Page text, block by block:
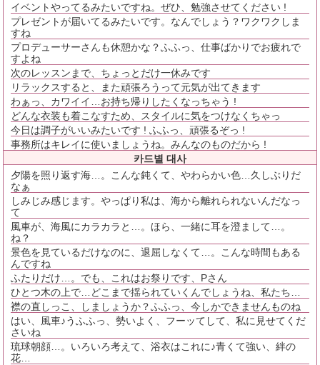
イベントやってるみたいですね。ぜひ、勉強させてください !
プレゼントが届いてるみたいです。なんでしょう？ワクワクしま
すね
プロデューサーさんも休憩かな？ふふっ、仕事ばかりでお疲れで
すよね
次のレッスンまで、ちょっとだけ一休みです
リラックスすると、また頑張ろうって元気が出てきます
わぁっ、カワイイ…お持ち帰りしたくなっちゃう !
どんな衣装も着こなすため、スタイルに気をつけなくちゃっ
今日は調子がいいみたいです ! ふふっ、頑張るぞっ !
事務所はキレイに使いましょうね。みんなのものだから !
카드별 대사
夕陽を照り返す海…。こんな鈍くて、やわらかい色…久しぶりだ
なぁ
しみじみ感じます。やっぱり私は、海から離れられないんだなっ
て
風車が、海風にカラカラと…。ほら、一緒に耳を澄まして…。
ね？
景色を見ているだけなのに、退屈しなくて…。こんな時間もある
んですね
ふたりだけ…。でも、これはお祭りです、Pさん
ひとつ木の上で…どこまで揺られていくんでしょうね、私たち…
襟の直しっこ、しましょうか？ふふっ、今しかできませんものね
はい、風車♪うふふっ、勢いよく、フーッてして、私に見せてくだ
さいね
琉球朝顔…。いろいろ考えて、浴衣はこれに♪青くて強い、絆の
花…